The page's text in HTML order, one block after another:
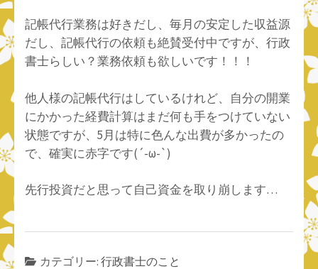
記帳代行業務は好きだし、毎月の安定した収益源
だし、記帳代行の依頼も絶賛受付中ですが、行政
書士らしい？業務依頼も欲しいです！！！
他人様の記帳代行はしているけれど、自分の開業
にかかった経費計算はまだ何も手をつけていない
状態ですが、5月は特に色んな出費が多かったの
で、確実に赤字です(´-ω-`)
先行投資だと思って自己資金を取り崩します…
カテゴリー: 行政書士のこと